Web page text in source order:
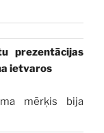
prezentācijas
ietvaros
mērķis bija